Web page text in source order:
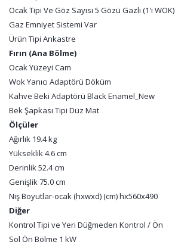
Ocak Tipi Ve Göz Sayısı 5 Gözü Gazlı (1'i WOK)
Gaz Emniyet Sistemi Var
Ürün Tipi Ankastre
Fırın (Ana Bölme)
Ocak Yüzeyi Cam
Wok Yanıcı Adaptörü Döküm
Kahve Beki Adaptörü Black Enamel_New
Bek Şapkası Tipi Düz Mat
Ölçüler
Ağırlık 19.4 kg
Yükseklik 4.6 cm
Derinlik 52.4 cm
Genişlik 75.0 cm
Niş Boyutlar-ocak (hxwxd) (cm) hx560x490
Diğer
Kontrol Tipi ve Yeri Düğmeden Kontrol / Ön
Sol Ön Bölme 1 kW